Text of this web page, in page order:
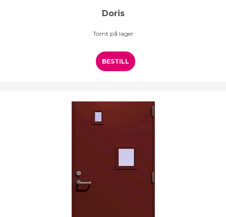
Doris
Tomt på lager
BESTILL